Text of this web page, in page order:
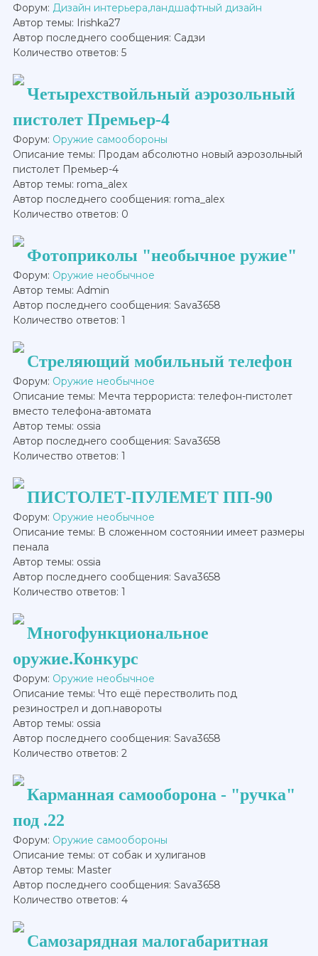
Форум: Дизайн интерьера,ландшафтный дизайн
Автор темы: Irishka27
Автор последнего сообщения: Садзи
Количество ответов: 5
Четырехствойльный аэрозольный
пистолет Премьер-4
Форум: Оружие самообороны
Описание темы: Продам абсолютно новый аэрозольный
пистолет Премьер-4
Автор темы: roma_alex
Автор последнего сообщения: roma_alex
Количество ответов: 0
Фотоприколы "необычное ружие"
Форум: Оружие необычное
Автор темы: Admin
Автор последнего сообщения: Sava3658
Количество ответов: 1
Стреляющий мобильный телефон
Форум: Оружие необычное
Описание темы: Мечта террориста: телефон-пистолет
вместо телефона-автомата
Автор темы: ossia
Автор последнего сообщения: Sava3658
Количество ответов: 1
ПИСТОЛЕТ-ПУЛЕМЕТ ПП-90
Форум: Оружие необычное
Описание темы: В сложенном состоянии имеет размеры
пенала
Автор темы: ossia
Автор последнего сообщения: Sava3658
Количество ответов: 1
Многофункциональное
оружие.Конкурс
Форум: Оружие необычное
Описание темы: Что ещё перестволить под
резинострел и доп.навороты
Автор темы: ossia
Автор последнего сообщения: Sava3658
Количество ответов: 2
Карманная самооборона - "ручка"
под .22
Форум: Оружие самообороны
Описание темы: от собак и хулиганов
Автор темы: Master
Автор последнего сообщения: Sava3658
Количество ответов: 4
Самозарядная малогабаритная